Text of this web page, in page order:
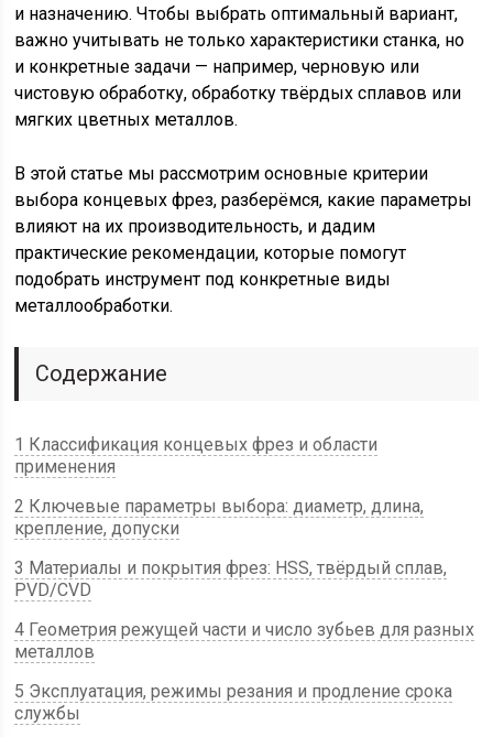
и назначению. Чтобы выбрать оптимальный вариант,
важно учитывать не только характеристики станка, но
и конкретные задачи — например, черновую или
чистовую обработку, обработку твёрдых сплавов или
мягких цветных металлов.
В этой статье мы рассмотрим основные критерии
выбора концевых фрез, разберёмся, какие параметры
влияют на их производительность, и дадим
практические рекомендации, которые помогут
подобрать инструмент под конкретные виды
металлообработки.
Содержание
1 Классификация концевых фрез и области
применения
2 Ключевые параметры выбора: диаметр, длина,
крепление, допуски
3 Материалы и покрытия фрез: HSS, твёрдый сплав,
PVD/CVD
4 Геометрия режущей части и число зубьев для разных
металлов
5 Эксплуатация, режимы резания и продление срока
службы